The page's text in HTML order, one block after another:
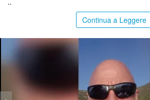
Continua a Leggere